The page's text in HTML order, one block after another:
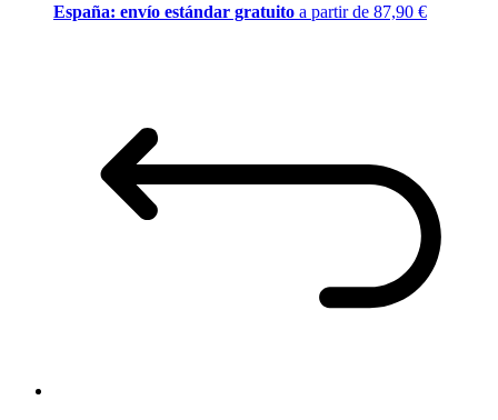
España: envío estándar gratuito a partir de 87,90 €